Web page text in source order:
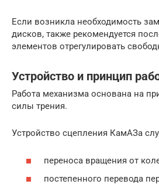
Если возникла необходимость
дисков, также рекомендуется
элементов отрегулировать
Устройство и принцип
Работа механизма основана на
силы трения.
Устройство сцепления КамАЗа
переноса вращения от
постепенного перевода